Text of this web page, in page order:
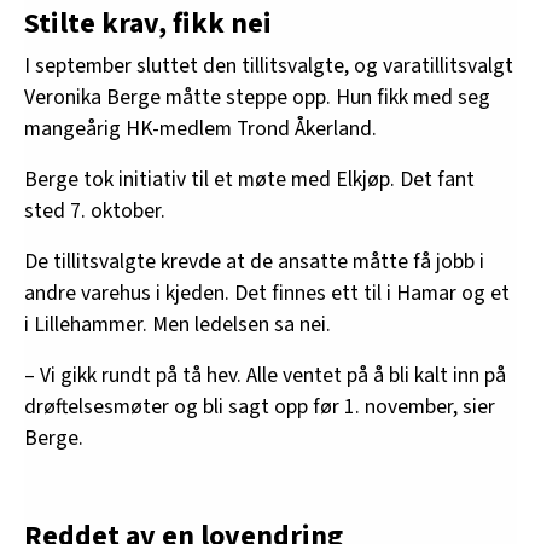
Stilte krav, fikk nei
I september sluttet den tillitsvalgte, og varatillitsvalgt
Veronika Berge måtte steppe opp. Hun fikk med seg
mangeårig HK-medlem Trond Åkerland.
Berge tok initiativ til et møte med Elkjøp. Det fant
sted 7. oktober.
De tillitsvalgte krevde at de ansatte måtte få jobb i
andre varehus i kjeden. Det finnes ett til i Hamar og et
i Lillehammer. Men ledelsen sa nei.
– Vi gikk rundt på tå hev. Alle ventet på å bli kalt inn på
drøftelsesmøter og bli sagt opp før 1. november, sier
Berge.